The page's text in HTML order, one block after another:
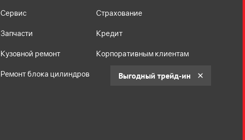
Сервис
Запчасти
Кузовной ремонт
Ремонт блока цилиндров
Страхование
Кредит
Корпоративным клиентам
Выгодный трейд-ин